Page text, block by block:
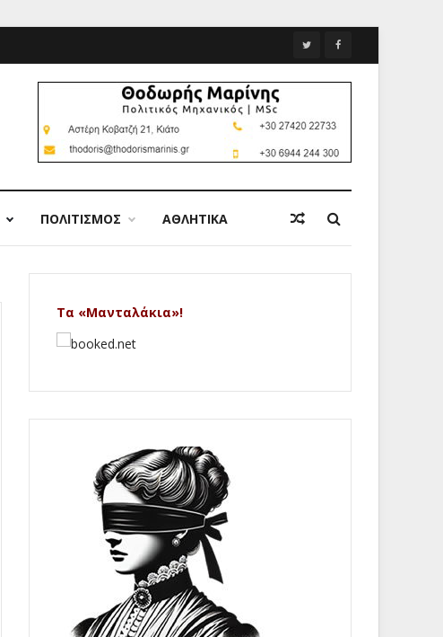
ΠΟΛΙΤΙΣΜΟΣ ΑΘΛΗΤΙΚΑ
Τα «Μανταλάκια»!